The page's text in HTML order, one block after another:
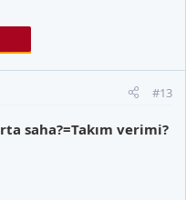
seyrettigimiz doldur
#13
saha?=Takım verimi?